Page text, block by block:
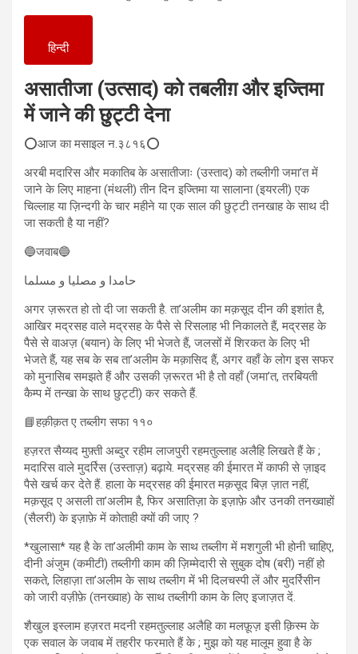
हिन्दी
असातीजा (उत्साद) को तबलीग़ और इज्तिमा
में जाने की छुट्टी देना
⭕आज का मसाइल न.३८१६⭕
अरबी मदारिस और मकातिब के असातीजाः (उस्ताद) को तब्लीगी जमा’त में
जाने के लिए माहना (मंथली) तीन दिन इज्तिमा या सालाना (इयरली) एक
चिल्लाह या ज़िन्दगी के चार महीने या एक साल की छुट्टी तनखाह के साथ दी
जा सकती है या नहीं?
🔵जवाब🔵
حامدا و مصلیا و مسلما
अगर ज़रूरत हो तो दी जा सकती है. ता’अलीम का मक़सूद दीन की इशांत है,
आखिर मद्रसह वाले मद्रसह के पैसे से रिसलाह भी निकालते हैं, मद्रसह के
पैसे से वाअज़ (बयान) के लिए भी भेजते हैं, जलसों में शिरकत के लिए भी
भेजते हैं, यह सब के सब ता’अलीम के मक़ासिद हैं, अगर वहाँ के लोग इस सफर
को मुनासिब समझते हैं और उसकी ज़रूरत भी है तो वहाँ (जमा’त, तरबियती
कैम्प में तन्खा के साथ छुट्टी) कर सकते हैं.
📘हक़ीक़त ए तब्लीग सफा ११०
हज़रत सैय्यद मुफ़्ती अब्दुर रहीम लाजपुरी रहमतुल्लाह अलैहि लिखते हैं के ;
मदारिस वाले मुदर्रिस (उस्ताज़) बढ़ाये. मद्रसह की ईमारत में काफी से ज़ाइद
पैसे खर्च कर देते हैं. हाला के मद्रसह की ईमारत मक़सूद बिज़ ज़ात नहीं,
मक़सूद ए असली ता’अलीम है, फिर असातिज़ा के इज़ाफ़े और उनकी तनख्वाहों
(सैलरी) के इज़ाफ़े में कोताही क्यों की जाए ?
*खुलासा* यह है के ता’अलीमी काम के साथ तब्लीग में मशगुली भी होनी चाहिए,
दीनी अंजुम (कमीटी) तब्लीगी काम की ज़िम्मेदारी से सुबुक दोष (बरी) नहीं हो
सकते, लिहाज़ा ता’अलीम के साथ तब्लीग में भी दिलचस्पी लें और मुदर्रिसीन
को जारी वज़ीफ़े (तनख्वाह) के साथ तब्लीगी काम के लिए इजाज़त दें.
शैखुल इस्लाम हज़रत मदनी रहमतुल्लाह अलैहि का मलफ़ूज़ इसी क़िस्म के
एक सवाल के जवाब में तहरीर फरमाते हैं के ; मुझ को यह मालूम हुवा है के